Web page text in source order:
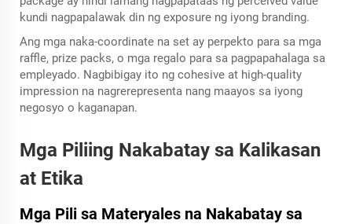
kundi nagpapalawak din ng exposure ng iyong branding.
Ang mga naka-coordinate na set ay perpekto para sa mga
raffle, prize packs, o mga regalo para sa pagpapahalaga sa
empleyado. Nagbibigay ito ng cohesive at high-quality
impression na nagrerepresenta nang maayos sa iyong
negosyo o kaganapan.
Mga Piliing Nakabatay sa Kalikasan
at Etika
Mga Pili sa Materyales na Nakabatay sa